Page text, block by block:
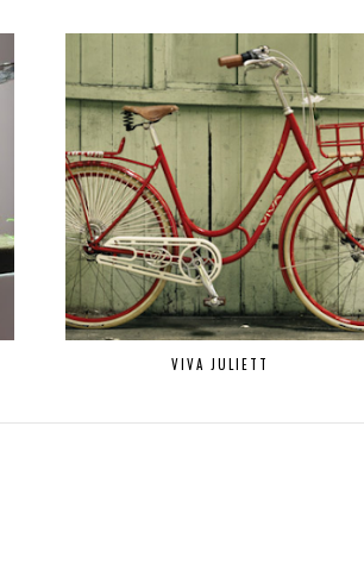
VIVA JULIETT